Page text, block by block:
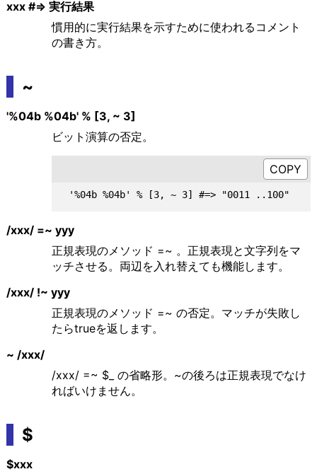
xxx #=> 実行結果
慣用的に実行結果を示すために使われるコメント
の書き方。
~
'%04b %04b' % [3, ~ 3]
ビット演算の否定。
/xxx/ =~ yyy
正規表現のメソッド =~ 。正規表現と文字列をマ
ッチさせる。両辺を入れ替えても機能します。
/xxx/ !~ yyy
正規表現のメソッド =~ の否定。マッチが失敗し
たらtrueを返します。
~ /xxx/
/xxx/ =~ $_ の省略形。~の後ろは正規表現でなけ
ればいけません。
$
$xxx